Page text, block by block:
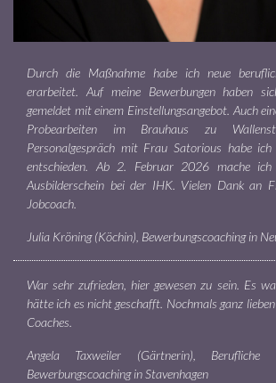
Durch die Maßnahme habe ich neue
erarbeitet. Auf meine Bewerbungen haben
gemeldet mit einem Einstellungsangebot. Auch
Probearbeiten im Brauhaus zu
Personalgespräch mit Frau Satorious habe
entschieden. Ab 2. Februar 2026 mache ich
Ausbilderschein bei der IHK. Vielen Dank an
Jobcoach.
Julia Kröning (Köchin), Bewerbungscoaching in
War sehr zufrieden, hier gewesen zu sein. Es
hätte ich es nicht geschafft. Nochmals ganz
Coaches.
Angela Taxweiler (Gärtnerin), Berufliche
Bewerbungscoaching in Stavenhagen